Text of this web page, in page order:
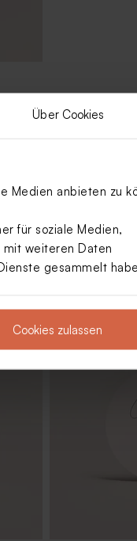
Über Cookies
Medien anbieten zu
für soziale Medien,
mit weiteren Daten
gesammelt
Cookies zulassen